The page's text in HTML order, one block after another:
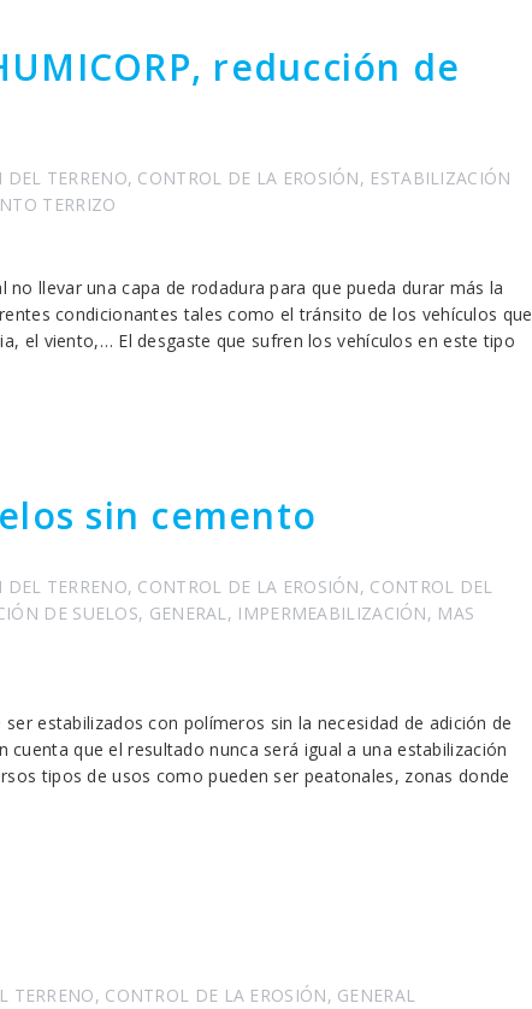
reducción de
TERRENO, CONTROL DE LA EROSIÓN, ESTABILIZACIÓN
TERRIZO
llevar una capa de rodadura para que pueda durar más la
condicionantes tales como el tránsito de los vehículos que
el viento,… El desgaste que sufren los vehículos en este tipo
sin cemento
TERRENO, CONTROL DE LA EROSIÓN, CONTROL DEL
DE SUELOS, GENERAL, IMPERMEABILIZACIÓN, MAS
estabilizados con polímeros sin la necesidad de adición de
que el resultado nunca será igual a una estabilización
tipos de usos como pueden ser peatonales, zonas donde
TERRENO, CONTROL DE LA EROSIÓN, GENERAL